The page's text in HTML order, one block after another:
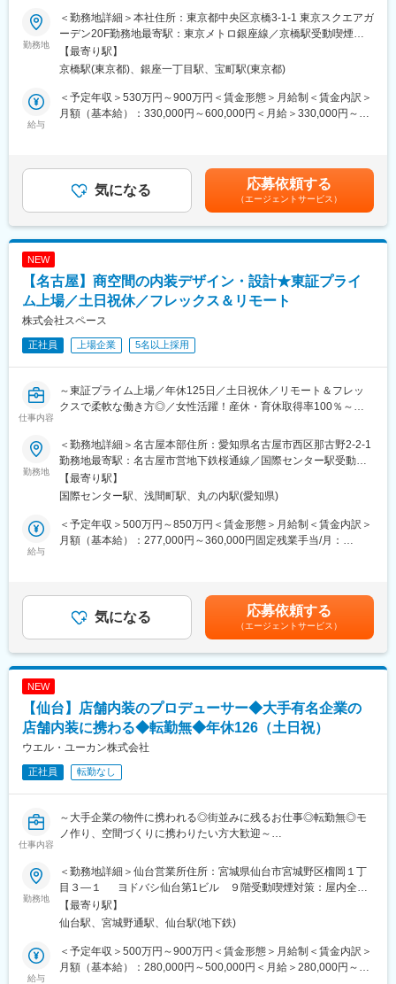
ンドの店舗のコンペやゼロデザインの店舗設計の実務への参画が
可能です。
■英語を活かせます：日英併記の図面、本国のデザイナーとのやり
取りで英語を使用いたします。メールでのやり取りがメインです
が、オンラインでのお打ち合わせ（多くて週に一度）や、本国の
デザイナーが来日された際の対応、本国への視察等、語学力を充
分に発揮する事ができます。
きる環境です。1990年以降、高級ブランドの中心地ミラノやパリ
に進出。現在、世界10ヶ所に拠点を設け、営業やデザイナーが情
報収集に努めています。日本では、国内外の不動産などから情報
●プランニング・ディレクション業務
ディレクター・デザイナーなど、さまざまなクリエイターと一緒
にプロジェクトを推進します。
・クライアントへのヒアリング
・リサーチ / コンセプトメイキング
・体験（コミュニケーション）設計 / 展示プランニング
・企画書制作 / プレゼンテーション
・協業パートナーディレクション業務（アートディレクション業
企画面のみならず、全体意匠のハブとして空間設計から越境し
様々なクリエイターとの協業をもって業務を推進していきます。
・オフィス内装 など
※案件詳細はこちらからご確認ください
https://www.hakuten.co.jp/works
【全社特徴】
り、プロジェクト毎にチーム組み、ワンストップでサポートしま
す。
ジが可能な
成長環境です。
・国内外のクリエイティブアワードを毎年多数受賞し、博展の高
いクリエイティブ力を評価していただいています。
【当社について】
我々は空間を「体験のメディア」と捉え、ブランドのストーリー
動きながら考える「design by doing」の考えを軸に、素材に触
れ、職人と対話しながら、コンセプトが立ち上がっていくプロセ
グラフィック、デジタル、建築、クラフトなど、空間を構成する
プロトタイピングやアイデア検証に積極的に関わりながら、空間
を通して新たな関係性をデザインしたい、まだ見ぬ体験を仲間と
ともに生み出したい――そんな想いを持つ方を歓迎します。
変更の範囲：会社の定める業務
勤務地
＜勤務地詳細＞本社住所：東京都中央区京橋3-1-1 東京スクエアガ
ーデン20F勤務地最寄駅：東京メトロ銀座線／京橋駅受動喫煙対
策：屋内全面禁煙変更の範囲：会社の定める事業所（リモートワ
ーク含む）
【最寄り駅】
京橋駅(東京都)、銀座一丁目駅、宝町駅(東京都)
給与
＜予定年収＞530万円～900万円＜賃金形態＞月給制＜賃金内訳＞
月額（基本給）：330,000円～600,000円＜月給＞330,000円～
業月30時間の場合）：年収530万円（メンバークラス）年収620万
円（リーダークラス）年収760万円（課長クラス）※業績賞与、イ
ンセンティブは含まず賃金はあくまでも目安の金額であり、選考
を通じて上下する可能性があります。月給(月額)は固定手当を含め
た表記です。
気になる 応募依頼する
（エージェントサービス）
NEW
【名古屋】商空間の内装デザイン・設計★東証プライ
ム上場／土日祝休／フレックス＆リモート
株式会社スペース
正社員 上場企業 5名以上採用
仕事内容
～東証プライム上場／年休125日／土日祝休／リモート＆フレッ
クスで柔軟な働き方◎／女性活躍！産休・育休取得率100％～
■業務内容：
商業施設内のテナントや路面店の専門店や飲食店、オフィス、展
示施設など幅広い領域においてデザイン・設計を生業とできるデ
ザイナーを募集します。
お客様のヒアリングからプロジェクトに参画し、お客様へ最適と
なるプランを提案するだけでなく、プロジェクトマネジメントを
行う総合職社員と組みながらプロジェクトを推進します。
近年では、単純な意匠設計だけでなく、ブランディングを伴った
きます。
本ポジションでは、付加価値を創造する役割としてデザイン・設
計業務に専業して頂きます。
しながらプロジェクトを推進して頂きたいと思っています。
弊社のトップデザイナーも在籍しているチームもあるため、切磋
琢磨しながらデザインを追及・没頭できる環境であり、デザイン
性を掘り下げていくことで、より上の役職への待遇UPも見えてき
ます。
年休125日、在宅ワーク、フレックス制、時間休など
働きやすい環境が整っています。産休・育休取得率は100％。育
能です。
■同社の魅力と特徴：
【内装事業から総合空間プロデュース企業へ】
ショッピングセンターなどの大型商業施設から、個人飲食店や展
示会など、『空間を通じて、お客様の想いを形にする』商空間プ
ロデュース大手企業です。現在はオフィスビルやホテル、銀行な
勤務地
＜勤務地詳細＞名古屋本部住所：愛知県名古屋市西区那古野2-2-1
勤務地最寄駅：名古屋市営地下鉄桜通線／国際センター駅受動喫
煙対策：敷地内喫煙可能場所あり
【最寄り駅】
国際センター駅、浅間町駅、丸の内駅(愛知県)
給与
＜予定年収＞500万円～850万円＜賃金形態＞月給制＜賃金内訳＞
月額（基本給）：277,000円～360,000円固定残業手当/月：
はメンバーからプロフェッショナル職を想定した年収となります
ので、経験やスキル等に応じて給与額を提示いたします。※固定残
業手当を超える時間外勤務の際は差額分の支給有。 賃金はあくま
でも目安の金額であり、選考を通じて上下する可能性がありま
す。月給(月額)は固定手当を含めた表記です。
気になる 応募依頼する
（エージェントサービス）
NEW
【仙台】店舗内装のプロデューサー◆大手有名企業の
店舗内装に携わる◆転勤無◆年休126（土日祝）
ウエル・ユーカン株式会社
正社員 転勤なし
仕事内容
～大手企業の物件に携われる◎街並みに残るお仕事◎転勤無◎モ
ノ作り、空間づくりに携わりたい方大歓迎～
◎年間休日126日×土日祝休み
◎年末年始・連続有給取得可能
◎大手との取引多数
■職務概要：
商業施設・各種専門店、オフィスなどのあらゆる空間創りに携る
ポジションです。お客様との打合せから、企画・デザイン・設計
や制作など一連の工程に関わっていただきます。
勤務地
＜勤務地詳細＞仙台営業所住所：宮城県仙台市宮城野区榴岡１丁
目３―１ ヨドバシ仙台第1ビル ９階受動喫煙対策：屋内全面
禁煙変更の範囲：会社の定める事業所
【最寄り駅】
仙台駅、宮城野通駅、仙台駅(地下鉄)
給与
＜予定年収＞500万円～900万円＜賃金形態＞月給制＜賃金内訳＞
月額（基本給）：280,000円～500,000円＜月給＞280,000円～